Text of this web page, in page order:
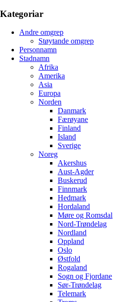
Kategoriar
Andre omgrep
Støytande omgrep
Personnamn
Stadnamn
Afrika
Amerika
Asia
Europa
Norden
Danmark
Færøyane
Finland
Island
Sverige
Noreg
Akershus
Aust-Agder
Buskerud
Finnmark
Hedmark
Hordaland
Møre og Romsdal
Nord-Trøndelag
Nordland
Oppland
Oslo
Østfold
Rogaland
Sogn og Fjordane
Sør-Trøndelag
Telemark